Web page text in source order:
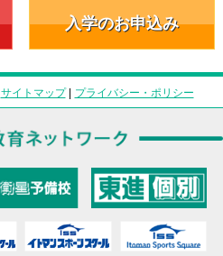
入学のお申込み
サイトマップ| プライバシー・ポリシー